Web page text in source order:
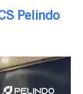
Pelindo